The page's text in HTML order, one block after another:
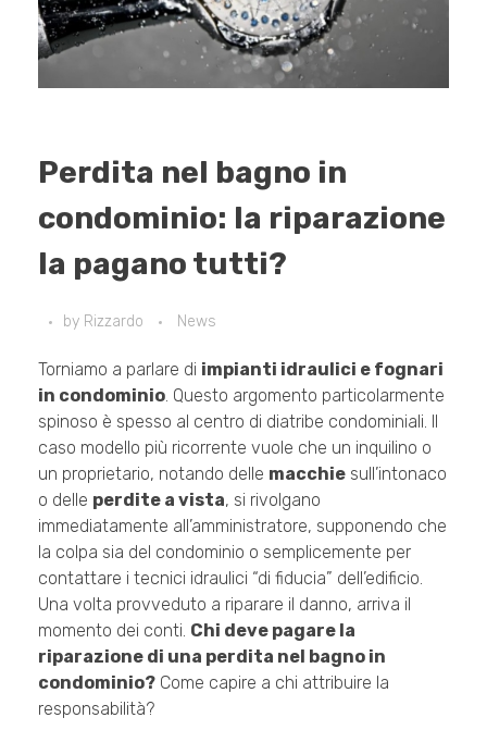
Perdita nel bagno in
condominio: la riparazione
la pagano tutti?
by Rizzardo News
Torniamo a parlare di impianti idraulici e fognari
in condominio. Questo argomento particolarmente
spinoso è spesso al centro di diatribe condominiali. Il
caso modello più ricorrente vuole che un inquilino o
un proprietario, notando delle macchie sull’intonaco
o delle perdite a vista, si rivolgano
immediatamente all’amministratore, supponendo che
la colpa sia del condominio o semplicemente per
contattare i tecnici idraulici “di fiducia” dell’edificio.
Una volta provveduto a riparare il danno, arriva il
momento dei conti. Chi deve pagare la
riparazione di una perdita nel bagno in
condominio? Come capire a chi attribuire la
responsabilità?